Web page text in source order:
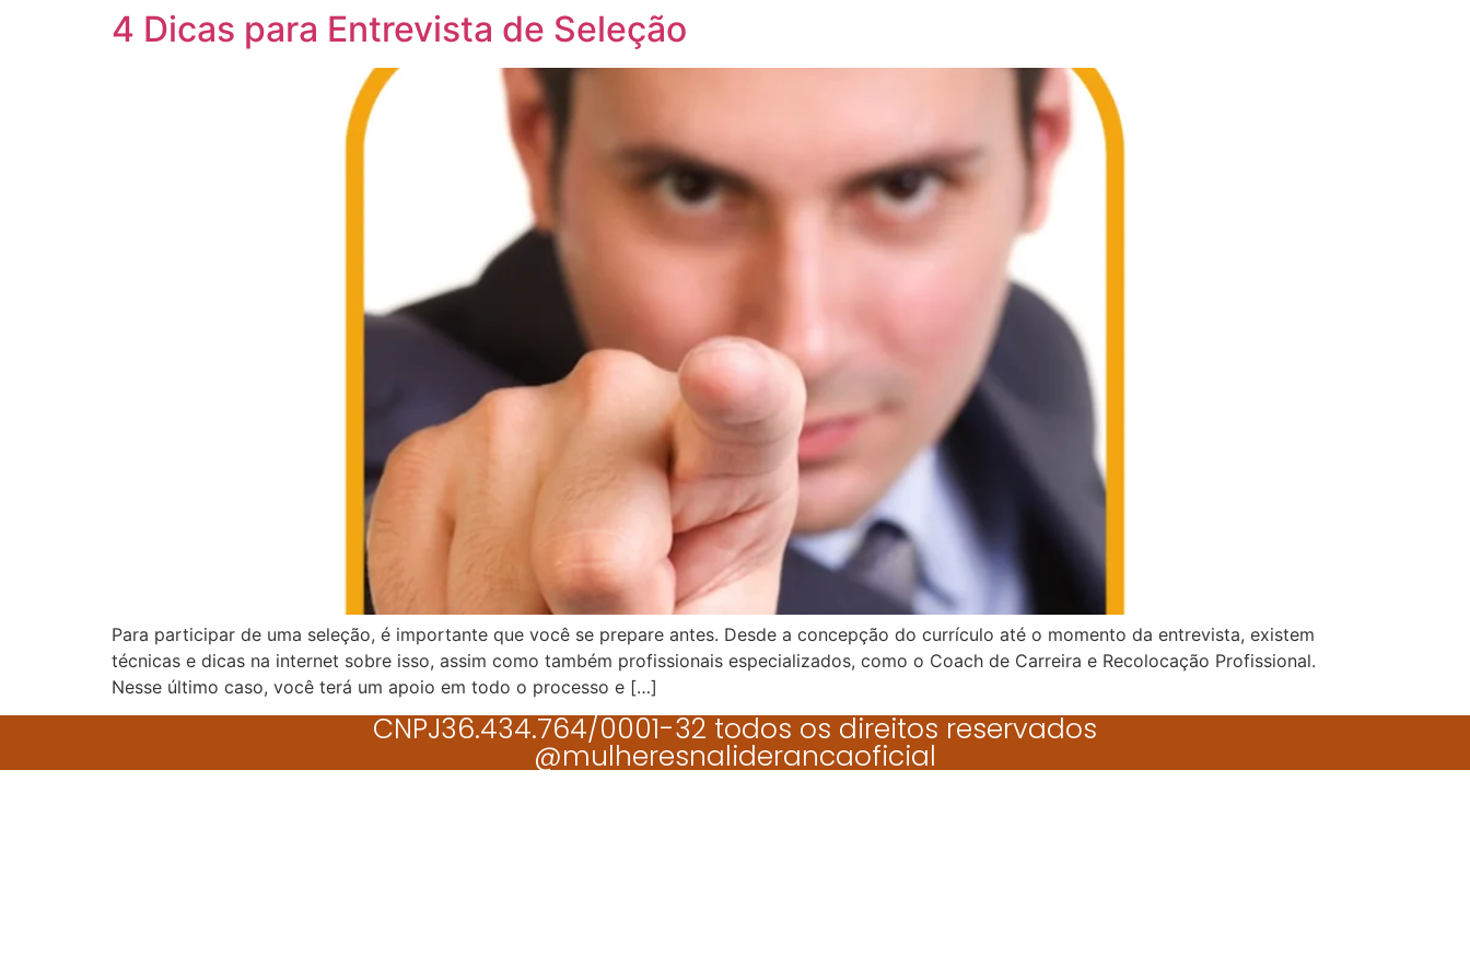
4 Dicas para Entrevista de Seleção
Para participar de uma seleção, é importante que você se prepare antes. Desde a concepção do currículo até o momento da entrevista, existem
técnicas e dicas na internet sobre isso, assim como também profissionais especializados, como o Coach de Carreira e Recolocação Profissional.
Nesse último caso, você terá um apoio em todo o processo e […]
CNPJ36.434.764/0001-32 todos os direitos reservados
@mulheresnaliderancaoficial